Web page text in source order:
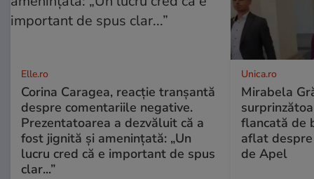
Elle.ro
Corina Caragea, reacție tranșantă
despre comentariile negative.
Prezentatoarea a dezvăluit că a
fost jignită și amenințată: „Un
lucru cred că e important de spus
clar...”
Unica.ro
Mirabela
flancată de
aflat
de Apel